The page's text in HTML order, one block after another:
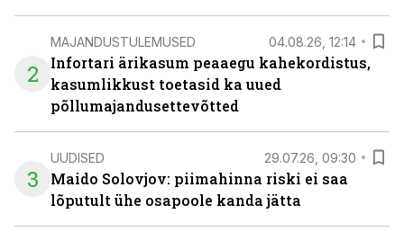
2
MAJANDUSTULEMUSED 04.08.26, 12:14
Infortari ärikasum peaaegu kahekordistus,
kasumlikkust toetasid ka uued
põllumajandusettevõtted
3
UUDISED 29.07.26, 09:30
Maido Solovjov: piimahinna riski ei saa
lõputult ühe osapoole kanda jätta